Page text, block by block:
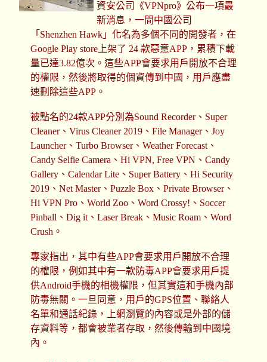
資安公司《VPNpro》公布一項最
新消息，一間中國公司
「Shenzhen Hawk」化名為多個不同的開發者，在
Google Play store上架了 24 款惡意APP，累積下載
量已達3.82億次。這些APP會要求用戶開放不合理
的權限，然後將取得的個資傳到中國，用戶應盡
速刪除這些APP。
被點名的24款APP分別為Sound Recorder、Super
Cleaner、Virus Cleaner 2019、File Manager、Joy
Launcher、Turbo Browser、Weather Forecast、
Candy Selfie Camera、Hi VPN, Free VPN、Candy
Gallery、Calendar Lite、Super Battery、Hi Security
2019、Net Master、Puzzle Box、Private Browser、
Hi VPN Pro、World Zoo、Word Crossy!、Soccer
Pinball、Dig it、Laser Break、Music Roam、Word
Crush。
專家指出，其中有些APP會要求用戶開放不合理
的權限，例如其中有一款防毒APP會要求用戶提
供Android手機的相機權限，但其實這和手機內部
防毒無關。一旦同意，用戶的GPS位置、聯絡人
名單和通話紀錄，上網瀏覽的內容或是外部的儲
存資料等，都會被業者存取，然後傳輸到中國境
內。